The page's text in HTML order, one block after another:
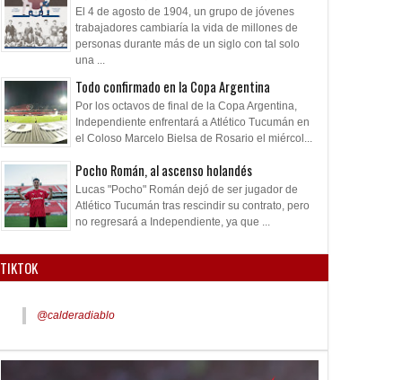
El 4 de agosto de 1904, un grupo de jóvenes
trabajadores cambiaría la vida de millones de
personas durante más de un siglo con tal solo
una ...
Todo confirmado en la Copa Argentina
Por los octavos de final de la Copa Argentina,
Independiente enfrentará a Atlético Tucumán en
el Coloso Marcelo Bielsa de Rosario el miércol...
Pocho Román, al ascenso holandés
Lucas "Pocho" Román dejó de ser jugador de
Atlético Tucumán tras rescindir su contrato, pero
no regresará a Independiente, ya que ...
TIKTOK
@calderadiablo